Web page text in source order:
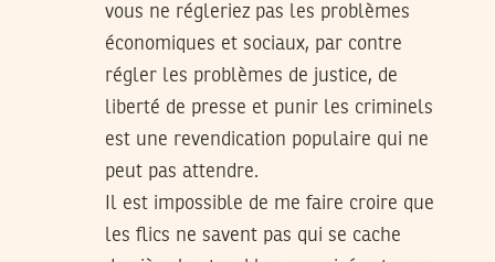
vous ne régleriez pas les problèmes
économiques et sociaux, par contre
régler les problèmes de justice, de
liberté de presse et punir les criminels
est une revendication populaire qui ne
peut pas attendre.
Il est impossible de me faire croire que
les flics ne savent pas qui se cache